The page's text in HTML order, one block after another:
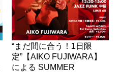
“まだ間に合う！1日限
定”【AIKO FUJIWARA】
による SUMMER